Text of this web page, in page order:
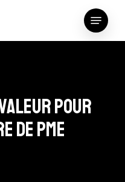
Menu
pour
de PME